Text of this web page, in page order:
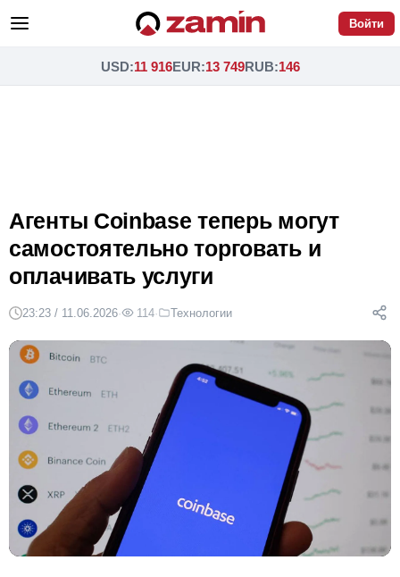
Войти
USD:11 916EUR:13 749RUB:146
Агенты Coinbase теперь могут
самостоятельно торговать и
оплачивать услуги
23:23 / 11.06.2026· 114· Технологии